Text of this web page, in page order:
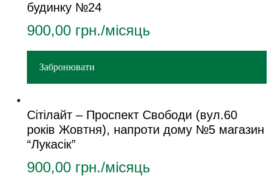
будинку №24
900,00 грн./місяць
Забронювати
Сітілайт – Проспект Свободи (вул.60
років Жовтня), напроти дому №5 магазин
“Лукасік”
900,00 грн./місяць